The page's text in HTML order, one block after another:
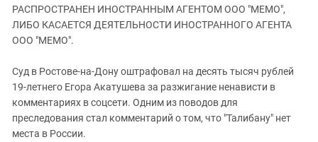
Российская Федерация
Северная Осетия - Алания
СКФО
Ставропольский край
РАСПРОСТРАНЕН ИНОСТРАННЫМ АГЕНТОМ ООО "МЕМО",
ЛИБО КАСАЕТСЯ ДЕЯТЕЛЬНОСТИ ИНОСТРАННОГО АГЕНТА
ООО "МЕМО".
Суд в Ростове-на-Дону оштрафовал на десять тысяч рублей
19-летнего Егора Акатушева за разжигание ненависти в
комментариях в соцсети. Одним из поводов для
преследования стал комментарий о том, что "Талибану" нет
места в России.